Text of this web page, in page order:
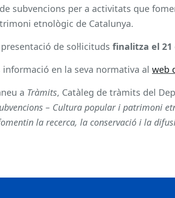
de subvencions per a activitats que
etnològic de Catalunya.
de sol·licituds finalitza el 21
informació en la seva normativa al web
a Tràmits, Catàleg de tràmits del
– Cultura popular i patrimoni
la recerca, la conservació i la